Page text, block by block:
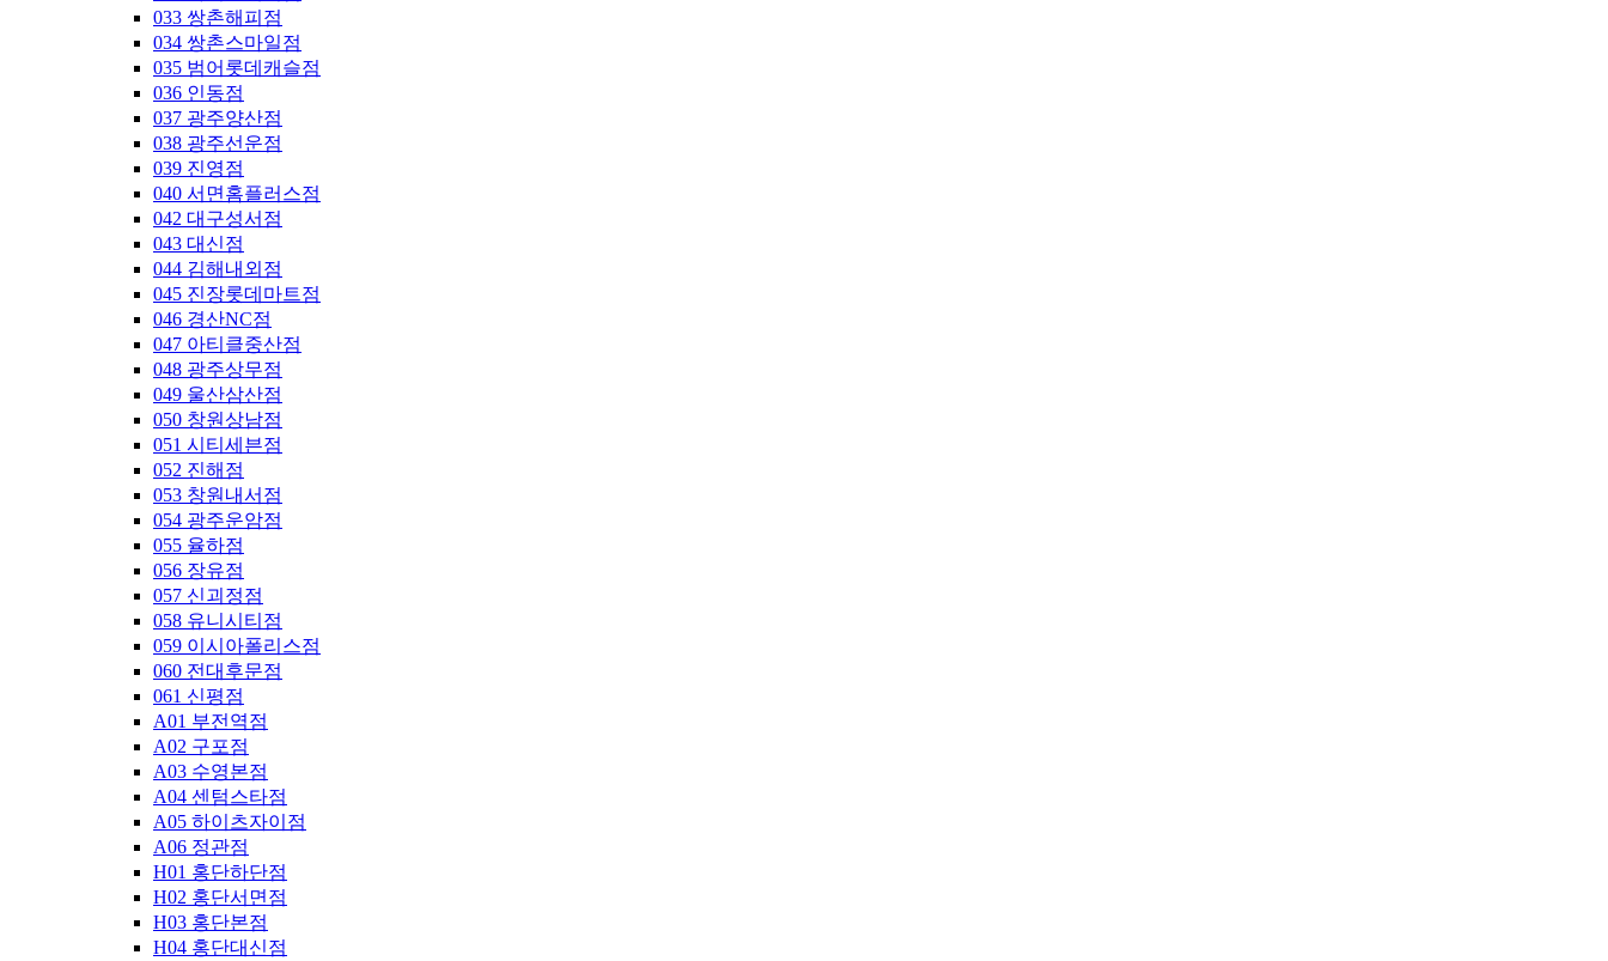
033 쌍촌해피점
034 쌍촌스마일점
035 범어롯데캐슬점
036 인동점
037 광주양산점
038 광주선운점
039 진영점
040 서면홈플러스점
042 대구성서점
043 대신점
044 김해내외점
045 진장롯데마트점
046 경산NC점
047 아티클중산점
048 광주상무점
049 울산삼산점
050 창원상남점
051 시티세븐점
052 진해점
053 창원내서점
054 광주운암점
055 율하점
056 장유점
057 신괴정점
058 유니시티점
059 이시아폴리스점
060 전대후문점
061 신평점
A01 부전역점
A02 구포점
A03 수영본점
A04 센텀스타점
A05 하이츠자이점
A06 정관점
H01 홍단하단점
H02 홍단서면점
H03 홍단본점
H04 홍단대신점